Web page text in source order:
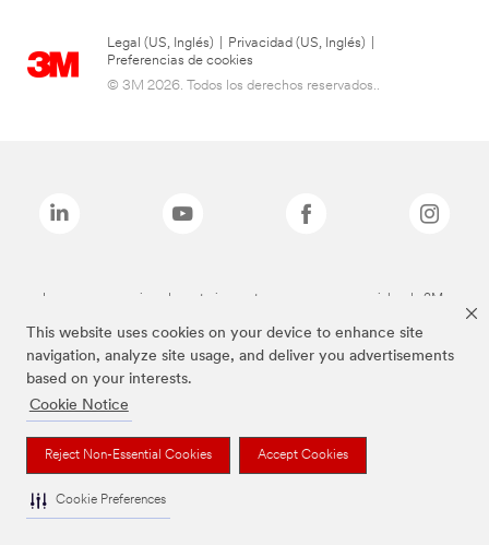
This website uses cookies on your device to enhance site
navigation, analyze site usage, and deliver you advertisements
based on your interests.
Cookie Notice
Reject Non-Essential Cookies Accept Cookies
Cookie Preferences
Legal (US, Inglés) Privacidad (US, Inglés)
Preferencias de cookies
© 3M 2026. Todos los derechos reservados..
Las marcas mencionadas anteriormente son marcas comerciales de 3M.